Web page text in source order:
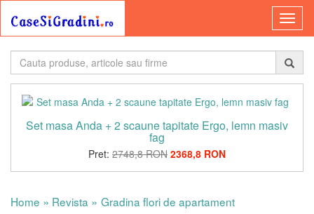
Set masa Anda + 2 scaune tapitate Ergo, lemn masiv
fag
Pret: 2748,8 RON 2368,8 RON
Home » Revista » Gradina flori de apartament